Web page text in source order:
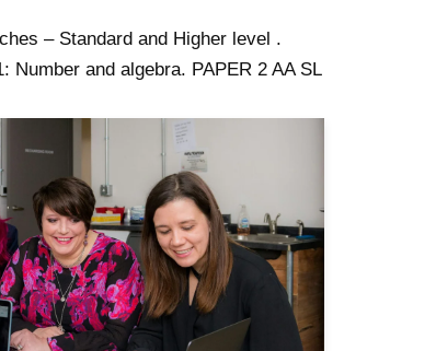
– Standard and Higher level .
Number and algebra. PAPER 2 AA SL